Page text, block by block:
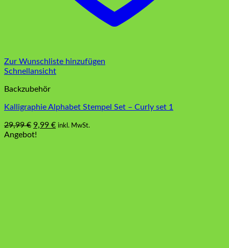
Zur Wunschliste hinzufügen
Schnellansicht
Backzubehör
Kalligraphie Alphabet Stempel Set – Curly set 1
29,99€ Ursprünglicher
Preis
9,99 €Aktueller
inkl. MwSt.
Angebot!